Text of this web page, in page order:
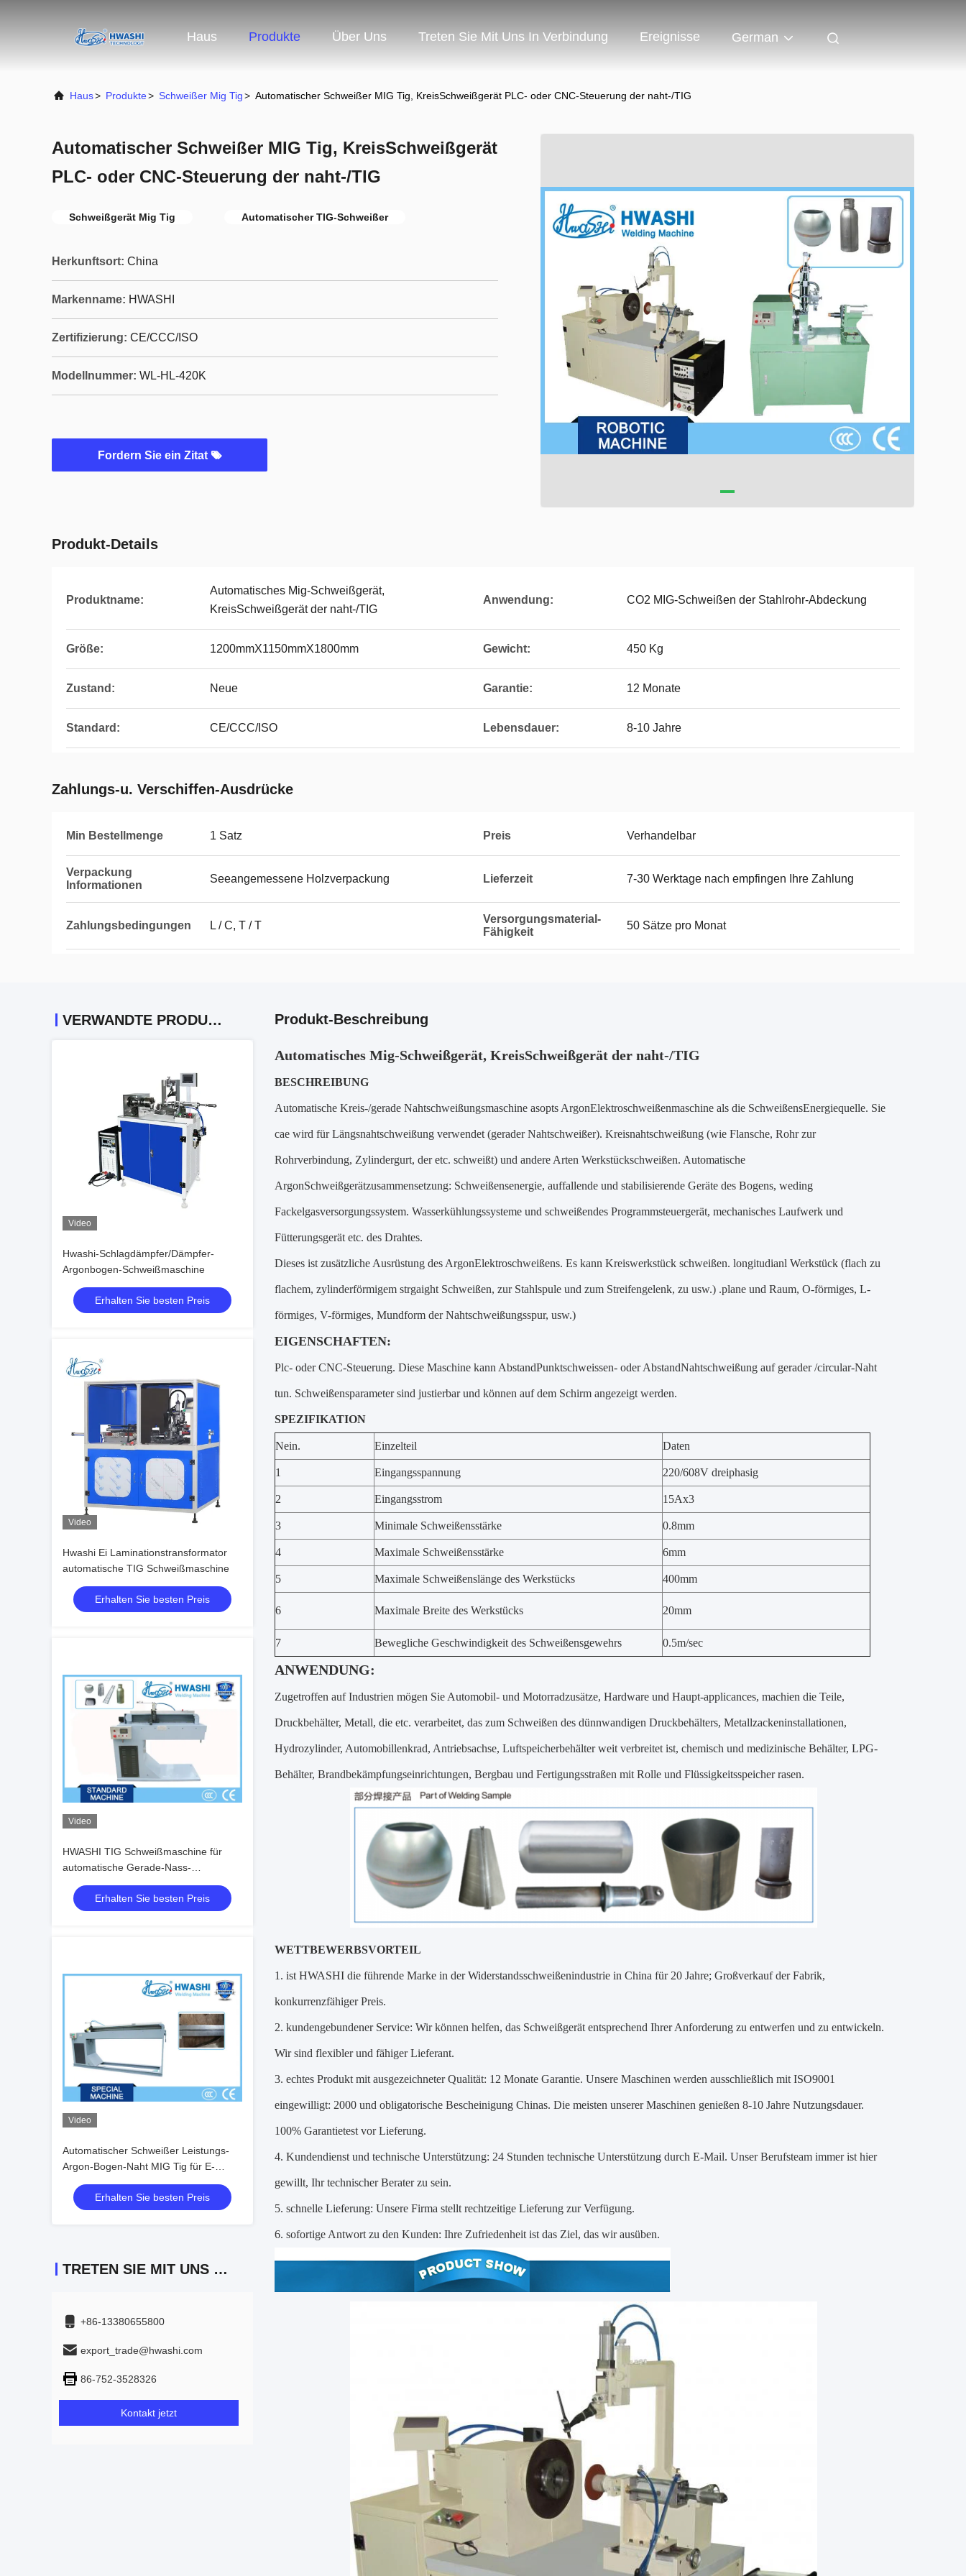
Haus Produkte Über Uns Treten Sie Mit Uns In Verbindung Ereignisse German
Haus> Produkte> Schweißer Mig Tig> Automatischer Schweißer MIG Tig, KreisSchweißgerät PLC- oder CNC-Steuerung der naht-/TIG
Automatischer Schweißer MIG Tig, KreisSchweißgerät
PLC- oder CNC-Steuerung der naht-/TIG
Schweißgerät Mig Tig Automatischer TIG-Schweißer
Herkunftsort: China
Markenname: HWASHI
Zertifizierung: CE/CCC/ISO
Modellnummer: WL-HL-420K
Fordern Sie ein Zitat
Produkt-Details
Produktname:
Automatisches Mig-Schweißgerät,
KreisSchweißgerät der naht-/TIG
Anwendung: CO2 MIG-Schweißen der Stahlrohr-Abdeckung
Größe: 1200mmX1150mmX1800mm Gewicht: 450 Kg
Zustand: Neue Garantie: 12 Monate
Standard: CE/CCC/ISO Lebensdauer: 8-10 Jahre
Zahlungs-u. Verschiffen-Ausdrücke
Min Bestellmenge 1 Satz Preis Verhandelbar
Verpackung
Informationen
Seeangemessene Holzverpackung Lieferzeit 7-30 Werktage nach empfingen Ihre Zahlung
Zahlungsbedingungen L / C, T / T
Versorgungsmaterial-
Fähigkeit
50 Sätze pro Monat
VERWANDTE PRODUKTE
Video
Hwashi-Schlagdämpfer/Dämpfer-
Argonbogen-Schweißmaschine
Erhalten Sie besten Preis
Video
Hwashi Ei Laminationstransformator
automatische TIG Schweißmaschine
Erhalten Sie besten Preis
Video
HWASHI TIG Schweißmaschine für
automatische Gerade-Nass-
Schweißmaschine
Erhalten Sie besten Preis
Video
Automatischer Schweißer Leistungs-
Argon-Bogen-Naht MIG Tig für E-
Ilaminierung für Transformator
Erhalten Sie besten Preis
TRETEN SIE MIT UNS IN VERBINDUNG
+86-13380655800
export_trade@hwashi.com
86-752-3528326
Kontakt jetzt
Produkt-Beschreibung
Automatisches Mig-Schweißgerät, KreisSchweißgerät der naht-/TIG
BESCHREIBUNG
Automatische Kreis-/gerade Nahtschweißungsmaschine asopts ArgonElektroschweißenmaschine als die SchweißensEnergiequelle. Sie
cae wird für Längsnahtschweißung verwendet (gerader Nahtschweißer). Kreisnahtschweißung (wie Flansche, Rohr zur
Rohrverbindung, Zylindergurt, der etc. schweißt) und andere Arten Werkstückschweißen. Automatische
ArgonSchweißgerätzusammensetzung: Schweißensenergie, auffallende und stabilisierende Geräte des Bogens, weding
Fackelgasversorgungssystem. Wasserkühlungssysteme und schweißendes Programmsteuergerät, mechanisches Laufwerk und
Fütterungsgerät etc. des Drahtes.
Dieses ist zusätzliche Ausrüstung des ArgonElektroschweißens. Es kann Kreiswerkstück schweißen. longitudianl Werkstück (flach zu
flachem, zylinderförmigem strgaight Schweißen, zur Stahlspule und zum Streifengelenk, zu usw.) .plane und Raum, O-förmiges, L-
förmiges, V-förmiges, Mundform der Nahtschweißungsspur, usw.)
EIGENSCHAFTEN:
Plc- oder CNC-Steuerung. Diese Maschine kann AbstandPunktschweissen- oder AbstandNahtschweißung auf gerader /circular-Naht
tun. Schweißensparameter sind justierbar und können auf dem Schirm angezeigt werden.
SPEZIFIKATION
Nein. Einzelteil Daten
1 Eingangsspannung 220/608V dreiphasig
2 Eingangsstrom 15Ax3
3 Minimale Schweißensstärke 0.8mm
4 Maximale Schweißensstärke 6mm
5 Maximale Schweißenslänge des Werkstücks 400mm
6 Maximale Breite des Werkstücks 20mm
7 Bewegliche Geschwindigkeit des Schweißensgewehrs 0.5m/sec
ANWENDUNG:
Zugetroffen auf Industrien mögen Sie Automobil- und Motorradzusätze, Hardware und Haupt-applicances, machien die Teile,
Druckbehälter, Metall, die etc. verarbeitet, das zum Schweißen des dünnwandigen Druckbehälters, Metallzackeninstallationen,
Hydrozylinder, Automobillenkrad, Antriebsachse, Luftspeicherbehälter weit verbreitet ist, chemisch und medizinische Behälter, LPG-
Behälter, Brandbekämpfungseinrichtungen, Bergbau und Fertigungsstraßen mit Rolle und Flüssigkeitsspeicher rasen.
WETTBEWERBSVORTEIL
1. ist HWASHI die führende Marke in der Widerstandsschweißenindustrie in China für 20 Jahre; Großverkauf der Fabrik,
konkurrenzfähiger Preis.
2. kundengebundener Service: Wir können helfen, das Schweißgerät entsprechend Ihrer Anforderung zu entwerfen und zu entwickeln.
Wir sind flexibler und fähiger Lieferant.
3. echtes Produkt mit ausgezeichneter Qualität: 12 Monate Garantie. Unsere Maschinen werden ausschließlich mit ISO9001
eingewilligt: 2000 und obligatorische Bescheinigung Chinas. Die meisten unserer Maschinen genießen 8-10 Jahre Nutzungsdauer.
100% Garantietest vor Lieferung.
4. Kundendienst und technische Unterstützung: 24 Stunden technische Unterstützung durch E-Mail. Unser Berufsteam immer ist hier
gewillt, Ihr technischer Berater zu sein.
5. schnelle Lieferung: Unsere Firma stellt rechtzeitige Lieferung zur Verfügung.
6. sofortige Antwort zu den Kunden: Ihre Zufriedenheit ist das Ziel, das wir ausüben.